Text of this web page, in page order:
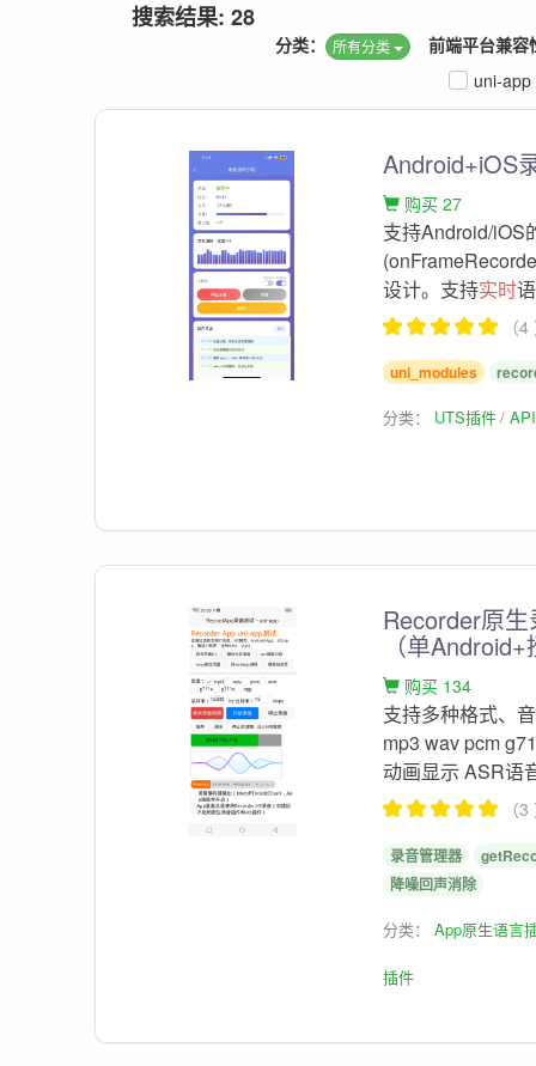
搜索结果: 28
前端平台兼容
分类： 所有分类
uni-app
Android+iOS
购买 27
支持Android/iOS
设计。支持实时
（
uni_modules
分类： UTS插件
Recorder原
（单
购买 134
支持多种格式、
mp3 wav pcm
动画显示 ASR语
（
录音管理器
降噪回声消除
分类：App原生语言
插件